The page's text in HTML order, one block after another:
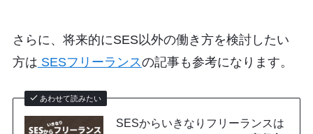
さらに、将来的にSES以外の働き方を検討したい
方は SESフリーランスの記事も参考になります。
あわせて読みたい
SESからいきなりフリーランスは